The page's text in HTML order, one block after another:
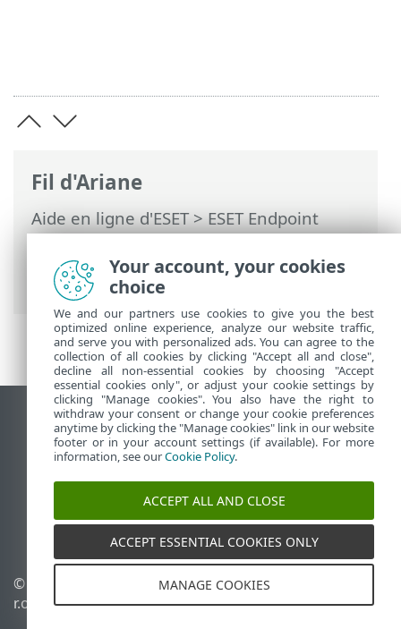
Fil d'Ariane
Aide en ligne d'ESET>ESET Endpoint
Security>Foire aux questions>
Comment créer une nouvelle tâche dans
le Planificateur
Afficher le site pour ordinateur de bureau
End of Life
Base de connaissances ESET
Forum ESET
ESET Status Portal
Assistance régionale
© 1992 - 2026 ESET, spol. s
r.o. - Tous droits réservés.
Gérer les témoins
Politique relative aux
Your account, your cookies
choice
We and our partners use cookies to give you the best
optimized online experience, analyze our website traffic,
and serve you with personalized ads. You can agree to the
collection of all cookies by clicking "Accept all and close",
decline all non-essential cookies by choosing "Accept
essential cookies only", or adjust your cookie settings by
clicking "Manage cookies". You also have the right to
withdraw your consent or change your cookie preferences
anytime by clicking the "Manage cookies" link in our website
footer or in your account settings (if available). For more
information, see ourCookie Policy.
ACCEPT ALL AND CLOSE
ACCEPT ESSENTIAL COOKIES ONLY
MANAGE COOKIES